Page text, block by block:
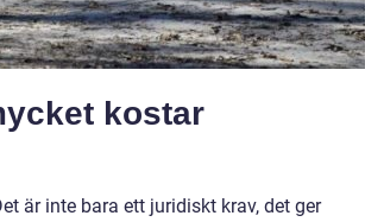
kostar
är inte bara ett juridiskt krav, det ger